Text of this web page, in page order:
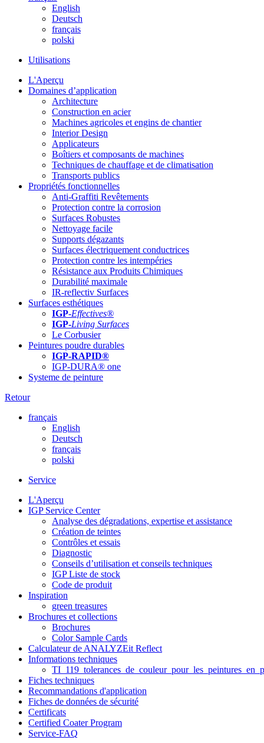
English
Deutsch
français
polski
Utilisations
L'Aperçu
Domaines d’application
Architecture
Construction en acier
Machines agricoles et engins de chantier
Interior Design
Applicateurs
Boîtiers et composants de machines
Techniques de chauffage et de climatisation
Transports publics
Propriétés fonctionnelles
Anti-Graffiti Revêtements
Protection contre la corrosion
Surfaces Robustes
Nettoyage facile
Supports dégazants
Surfaces électriquement conductrices
Protection contre les intempéries
Résistance aux Produits Chimiques
Durabilité maximale
IR-reflectiv Surfaces
Surfaces esthétiques
IGP-Effectives®
IGP-Living Surfaces
Le Corbusier
Peintures poudre durables
IGP-RAPID®
IGP-DURA® one
Systeme de peinture
Retour
français
English
Deutsch
français
polski
Service
L'Aperçu
IGP Service Center
Analyse des dégradations, expertise et assistance
Création de teintes
Contrôles et essais
Diagnostic
Conseils d’utilisation et conseils techniques
IGP Liste de stock
Code de produit
Inspiration
green treasures
Brochures et collections
Brochures
Color Sample Cards
Calculateur de ANALYZEit Reflect
Informations techniques
Fiches techniques
Recommandations d'application
Fiches de données de sécurité
Certificats
Certified Coater Program
Service-FAQ